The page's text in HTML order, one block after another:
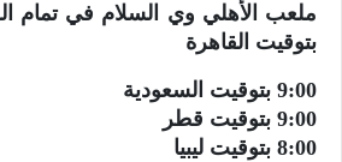
ملعب الأهلي وي السلام في تمام
بتوقيت القاهرة
9:00 بتوقيت السعودية
9:00 بتوقيت قطر
8:00 بتوقيت ليبيا